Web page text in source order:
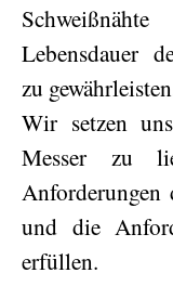
Lebensdauer
zu
Wir setzen
Messer zu
Anforderungen
und die
erfüllen.